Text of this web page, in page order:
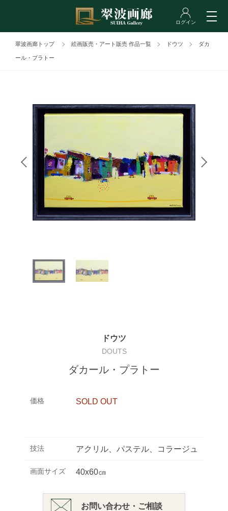
翠波画廊トップ 絵画販売・アート販売 作品一覧 ドウツ ダカ
ール・プラトー
ドウツ
DOUTS
ダカール・プラトー
価格 SOLD OUT
技法 アクリル、パステル、コラージュ
画面サイズ 40x60㎝
お問い合わせ・ご相談